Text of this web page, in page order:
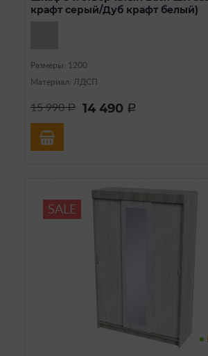
крафт серый/Дуб крафт белый)
Размеры: 1200
Материал: ЛДСП
15 990a 14 490 a
SALE